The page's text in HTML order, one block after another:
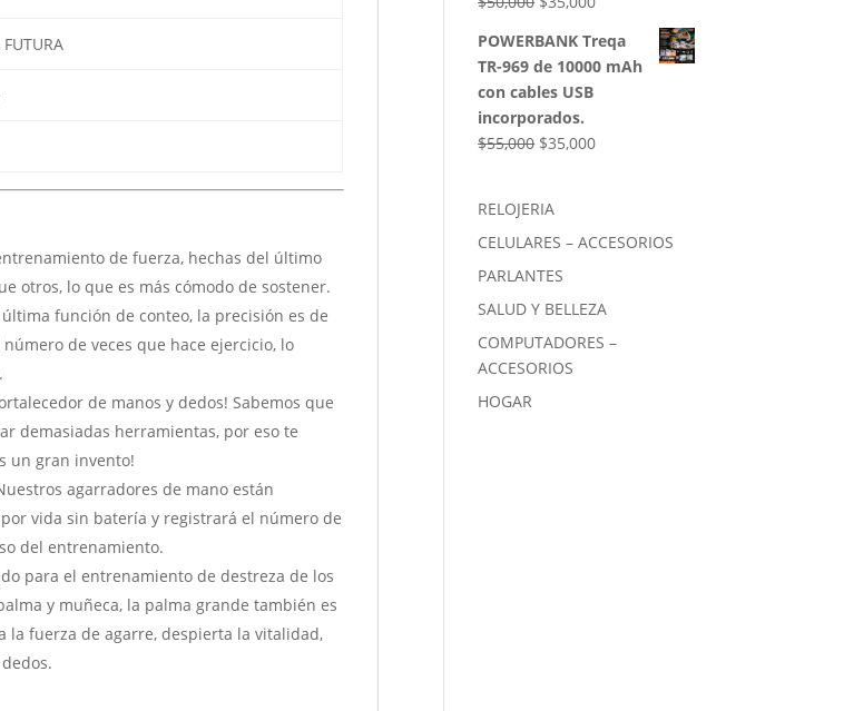
de fuerza, hechas del último
otros, lo que es más cómodo de sostener.
última función de conteo, la precisión es de
de veces que hace ejercicio, lo
fortalecedor de manos y dedos! Sabemos que
demasiadas herramientas, por eso te
un gran invento!
Nuestros agarradores de mano están
vida sin batería y registrará el número de
del entrenamiento.
para el entrenamiento de destreza de los
y muñeca, la palma grande también es
la fuerza de agarre, despierta la vitalidad,
original
era:
$50,000.
actual
es:
POWERBANK Treqa
TR-969 de 10000 mAh
con cables USB
incorporados.
$55,000 El
era:
$55,000.
$35,000El
$35,000.
RELOJERIA
CELULARES – ACCESORIOS
PARLANTES
SALUD Y BELLEZA
COMPUTADORES –
ACCESORIOS
HOGAR